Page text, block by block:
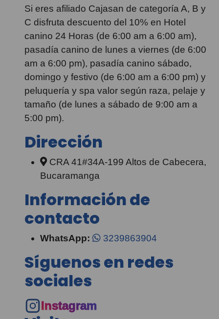
Si eres afiliado Cajasan de categoría A, B y
C disfruta descuento del 10% en Hotel
canino 24 Horas (de 6:00 am a 6:00 am),
pasadía canino de lunes a viernes (de 6:00
am a 6:00 pm), pasadía canino sábado,
domingo y festivo (de 6:00 am a 6:00 pm) y
peluquería y spa valor según raza, pelaje y
tamaño (de lunes a sábado de 9:00 am a
5:00 pm).
Dirección
CRA 41#34A-199 Altos de Cabecera,
Bucaramanga
Información de
contacto
WhatsApp: 3239863904
Síguenos en redes
sociales
Instagram